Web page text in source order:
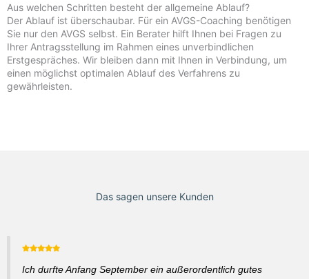
Aus welchen Schritten besteht der allgemeine Ablauf?
Der Ablauf ist überschaubar. Für ein AVGS-Coaching benötigen
Sie nur den AVGS selbst. Ein Berater hilft Ihnen bei Fragen zu
Ihrer Antragsstellung im Rahmen eines unverbindlichen
Erstgespräches. Wir bleiben dann mit Ihnen in Verbindung, um
einen möglichst optimalen Ablauf des Verfahrens zu
gewährleisten.
Das sagen unsere Kunden
Ich durfte Anfang September ein außerordentlich gutes